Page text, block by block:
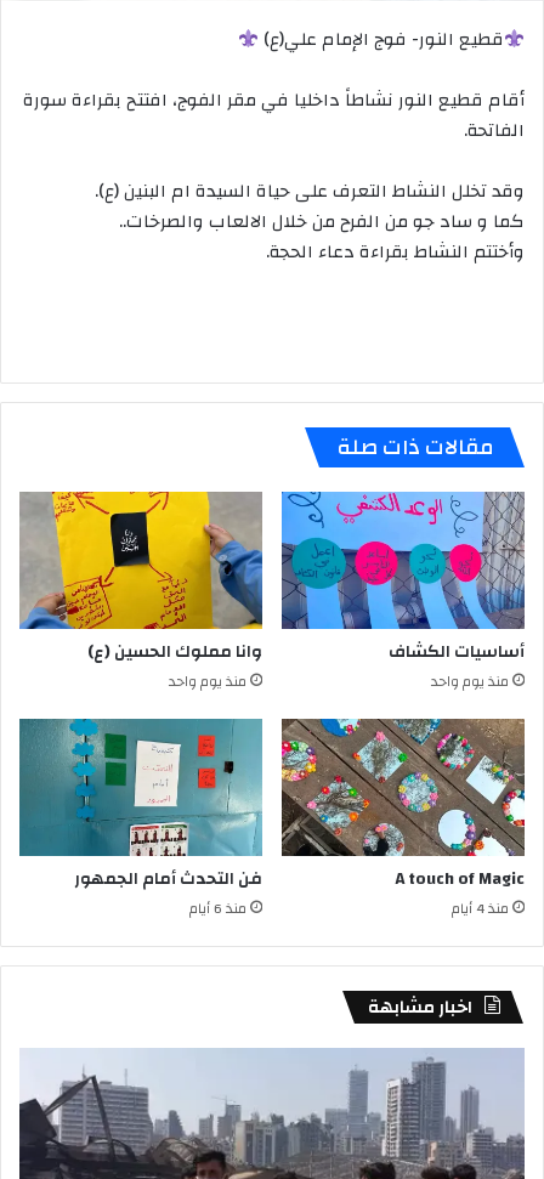
قطيع النور- فوج الإمام علي(ع)
أقام قطيع النور نشاطاً داخليا في مقر الفوج، افتتح بقراءة سورة
الفاتحة.
وقد تخلل النشاط التعرف على حياة السيدة ام البنين (ع).
كما و ساد جو من الفرح من خلال الالعاب والصرخات..
وأختتم النشاط بقراءة دعاء الحجة.
مقالات ذات صلة
أساسيات الكشاف
منذ يوم واحد
وانا مملوك الحسين (ع)
منذ يوم واحد
A touch of Magic
منذ 4 أيام
فن التحدث أمام الجمهور
منذ 6 أيام
اخبار مشابهة